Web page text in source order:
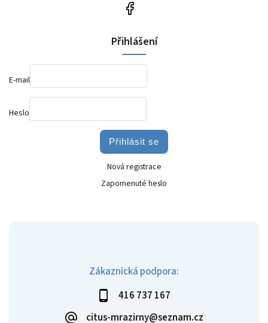
Zákaznická podpora:
416 737 167
citus-mrazirny@seznam.cz
Přihlášení
E-mail
Heslo
Přihlásit se
Nová registrace
Zapomenuté heslo